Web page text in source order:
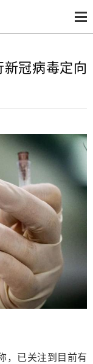
新冠病毒定向
已关注到目前有